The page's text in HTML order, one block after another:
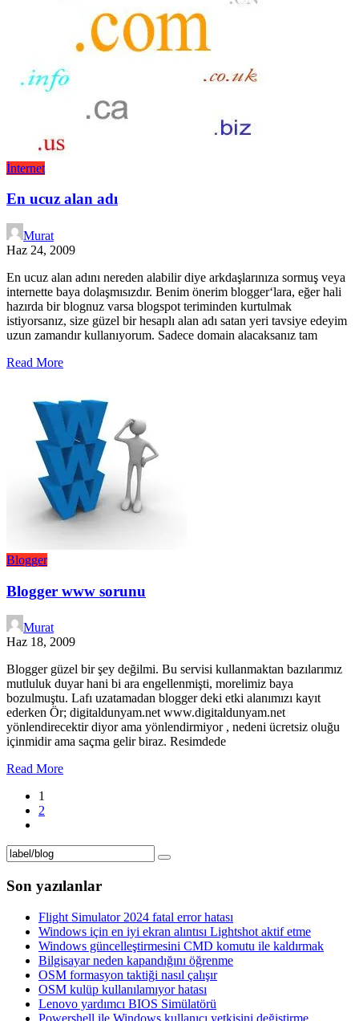
İnternet
En ucuz alan adı
Murat
Haz 24, 2009
En ucuz alan adını nereden alabilir diye arkdaşlarınıza sormuş veya
internette baya dolaşmısızdır. Benim önerim blogger‘lara, eğer hali
hazırda bir blognuz varsa blogspot teriminden kurtulmak
istiyorsanız, size güzel bir hesaplı alan adı satan yeri tavsiye edeyim
uzun zamandır kullanıyorum. Sadece domain alacaksanız tam
Read More
Blogger
Blogger www sorunu
Murat
Haz 18, 2009
Blogger güzel bir şey değilmi. Bu servisi kullanmaktan bazılarımız
mutluluk duyar hani bi ara engellenmişti, morelimiz baya
bozulmuştu. Lafı uzatamadan blogger deki etki alanımızı kayıt
ederken Ör; digitaldunyam.net www.digitaldunyam.net
yönlendirecektir diyor ama yönlendirmiyor , nedeni ücretsiz oluğu
içinmidir ama saçma gelir biraz. Resimdede
Read More
1
2
Son yazılanlar
Flight Simulator 2024 fatal error hatası
Windows için en iyi ekran alıntısı Lightshot aktif etme
Windows güncelleştirmesini CMD komutu ile kaldırmak
Bilgisayar neden kapandığını öğrenme
OSM formasyon taktiği nasıl çalışır
OSM kulüp kullanılamıyor hatası
Lenovo yardımcı BIOS Simülatörü
Powershell ile Windows kullanıcı yetkisini değiştirme